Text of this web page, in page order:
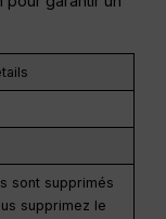
sont supprimés
supprimez le